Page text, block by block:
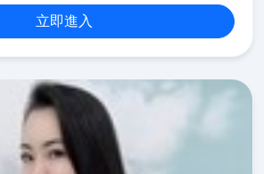
立即進入